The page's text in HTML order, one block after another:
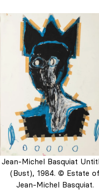
Jean-Michel Basquiat
(Bust), 1984. © Estate of
Jean-Michel Basquiat.